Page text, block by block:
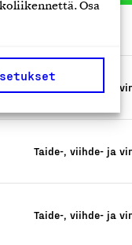
Osa
Taide-, viihde- ja
Taide-, viihde- ja
Taide-, viihde- ja